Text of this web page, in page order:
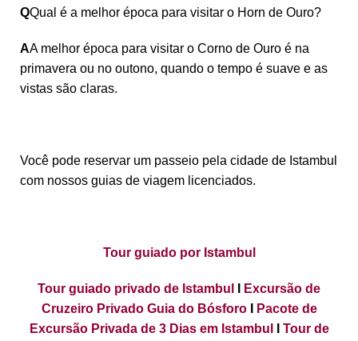
QQual é a melhor época para visitar o Horn de Ouro?
AA melhor época para visitar o Corno de Ouro é na
primavera ou no outono, quando o tempo é suave e as
vistas são claras.
Você pode reservar um passeio pela cidade de Istambul
com nossos guias de viagem licenciados.
Tour guiado por Istambul
Tour guiado privado de Istambul
Excursão de
Cruzeiro Privado Guia do BósforoI
Pacote de
Excursão Privada de 3 Dias em Istambul
Tour de